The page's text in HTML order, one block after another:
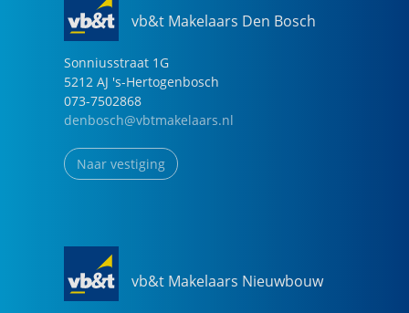
vb&t Makelaars Den Bosch
Sonniusstraat 1G
5212 AJ 's-Hertogenbosch
073-7502868
denbosch@vbtmakelaars.nl
Naar vestiging
vb&t Makelaars Nieuwbouw